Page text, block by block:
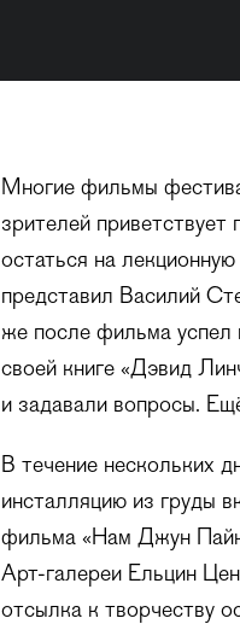
Многие фильмы
зрителей
остаться на
представил Василий
же после фильма успел
своей книге «Дэвид
и задавали вопросы.
В течение нескольких
инсталляцию из груды
фильма «Нам Джун
Арт-галереи Ельцин
отсылка к творчеству